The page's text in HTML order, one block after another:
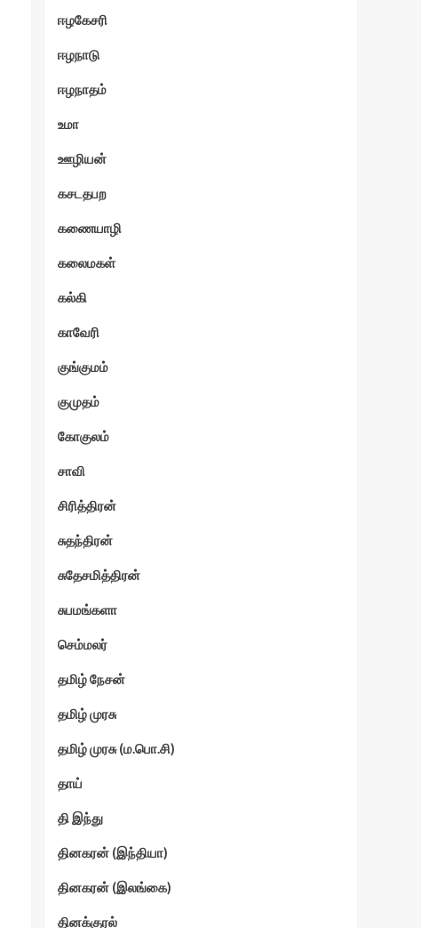
ஈழகேசரி
ஈழநாடு
ஈழநாதம்
உமா
ஊழியன்
கசடதபற
கணையாழி
கலைமகள்
கல்கி
காவேரி
குங்குமம்
குமுதம்
கோகுலம்
சாவி
சிரித்திரன்
சுதந்திரன்
சுதேசமித்திரன்
சுபமங்களா
செம்மலர்
தமிழ் நேசன்
தமிழ் முரசு
தமிழ் முரசு (ம.பொ.சி)
தாய்
தி இந்து
தினகரன் (இந்தியா)
தினகரன் (இலங்கை)
தினக்குரல்